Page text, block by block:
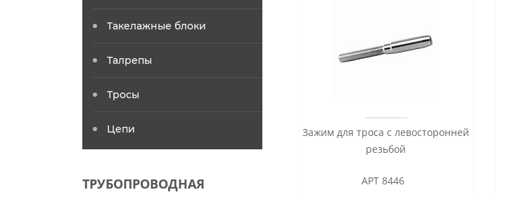
Зажим для троса с левосторонней
резьбой
АРТ 8446
Такелажные блоки
Талрепы
Тросы
Цепи
ТРУБОПРОВОДНАЯ